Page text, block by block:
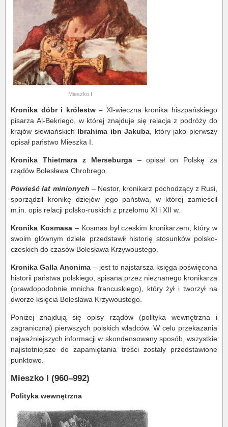
Mieszko I
Kronika dóbr i królestw – XI-wieczna kronika hiszpańskiego
pisarza Al-Bekriego, w której znajduje się relacja z podróży do
krajów słowiańskich Ibrahima ibn Jakuba , który jako pierwszy
opisał państwo Mieszka I.
Kronika Thietmara z Merseburga – opisał on Polskę za
rządów Bolesława Chrobrego.
Powieść lat minionych – Nestor, kronikarz pochodzący z Rusi,
sporządził kronikę dziejów jego państwa, w której zamieścił
m.in. opis relacji polsko-ruskich z przełomu XI i XII w.
Kronika Kosmasa– Kosmas był czeskim kronikarzem, który w
swoim głównym dziele przedstawił historię stosunków polsko-
czeskich do czasów Bolesława Krzywoustego.
Kronika Galla Anonima– jest to najstarsza księga poświęcona
historii państwa polskiego, spisana przez nieznanego kronikarza
(prawdopodobnie mnicha francuskiego), który żył i tworzył na
dworze księcia Bolesława Krzywoustego.
Poniżej znajdują się opisy rządów (polityka wewnętrzna i
zagraniczna) pierwszych polskich władców. W celu przekazania
najważniejszych informacji w skondensowany sposób, wszystkie
najistotniejsze do zapamiętania treści zostały przedstawione
punktowo.
Mieszko I (960–992)
Polityka wewnętrzna